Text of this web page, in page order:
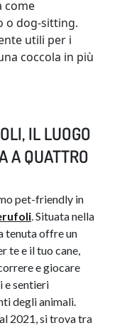
come
o dog-sitting.
utili per i
coccola in più
IL LUOGO
A QUATTRO
pet-friendly in
. Situata nella
tenuta offre un
te e il tuo cane,
e giocare
e sentieri
degli animali.
2021, si trova tra